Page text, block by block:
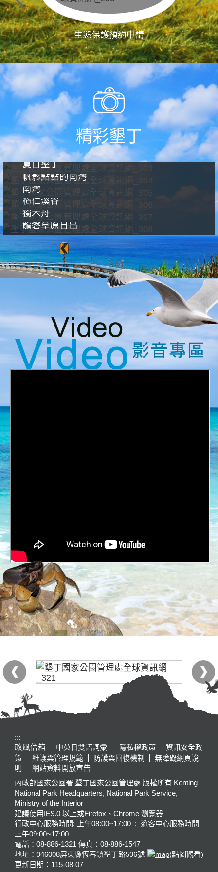
生態保護預約申請
精彩墾丁
夏日墾丁
帆影點點的南灣
南灣
欖仁溪谷
獨木舟
龍磐草原日出
:::
政風信箱
中英日雙語詞彙 隱私權政策
資訊安全政
策
維護與管理規範 防護與回復機制
無障礙網頁說
明
網站資料開放宣告
內政部國家公園署 墾丁國家公園管理處 版權所有 Kenting
National Park Headquarters, National Park Service,
Ministry of the Interior
建議使用IE9.0 以上或Firefox、Chrome 瀏覽器
行政中心服務時間: 上午08:00~17:00 ; 遊客中心服務時間:
上午09:00~17:00
電話：08-886-1321 傳真：08-886-1547
地址：946008屏東縣恆春鎮墾丁路596號
(點圖觀看)
更新日期： 115-08-07